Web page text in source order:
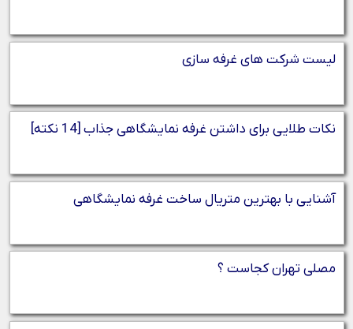
لیست شرکت های غرفه سازی
نکات طلایی برای داشتن غرفه نمایشگاهی جذاب [14 نکته]
آشنایی با بهترین متریال ساخت غرفه نمایشگاهی
مصلی تهران کجاست ؟